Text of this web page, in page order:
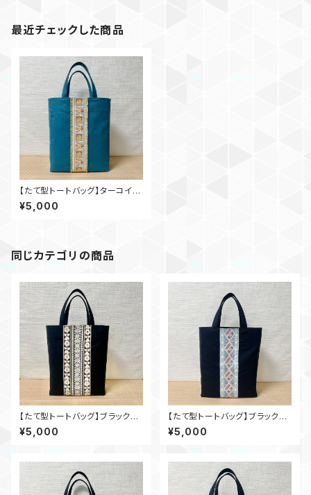
最近チェックした商品
【たて型トートバッグ】ターコイズ
×インド刺繍_tu001
¥5,000
同じカテゴリの商品
【たて型トートバッグ】ブラック×
インド刺繍_bl005
¥5,000
【たて型トートバッグ】ブラック×
インド刺繍_bl004
¥5,000